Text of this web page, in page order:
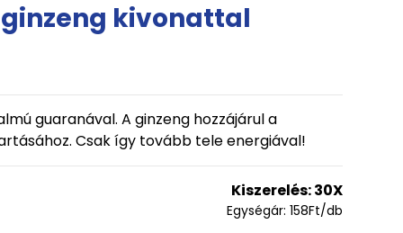
kivonattal
guaranával. A ginzeng hozzájárul a
Csak így tovább tele energiával!
Kiszerelés:30X
Egységár: 158Ft/db